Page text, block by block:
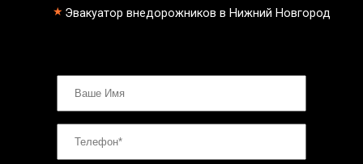
эвакуатор в сто
эвакуатор Октябрьское поле -
климовск
эвакуатор павловский посад
александров
мотоэвакуатор
домодедовская
Эвакуатор внедорожников в Нижний Новгород